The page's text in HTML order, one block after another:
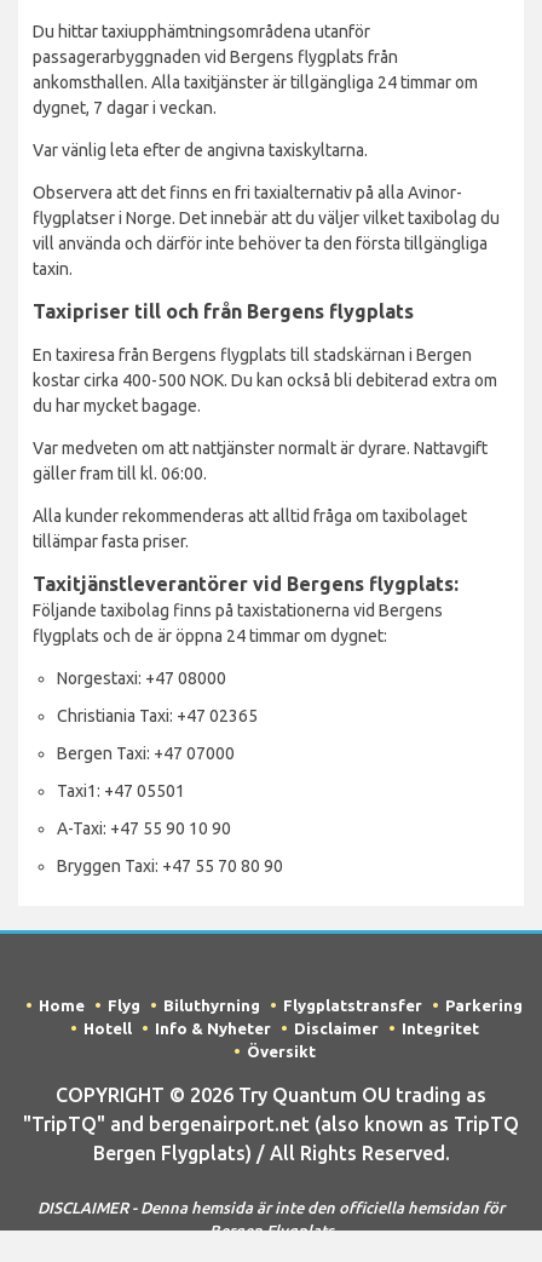
Du hittar taxiupphämtningsområdena utanför
passagerarbyggnaden vid Bergens flygplats från
ankomsthallen. Alla taxitjänster är tillgängliga 24 timmar om
dygnet, 7 dagar i veckan.
Var vänlig leta efter de angivna taxiskyltarna.
Observera att det finns en fri taxialternativ på alla Avinor-
flygplatser i Norge. Det innebär att du väljer vilket taxibolag du
vill använda och därför inte behöver ta den första tillgängliga
taxin.
Taxipriser till och från Bergens flygplats
En taxiresa från Bergens flygplats till stadskärnan i Bergen
kostar cirka 400-500 NOK. Du kan också bli debiterad extra om
du har mycket bagage.
Var medveten om att nattjänster normalt är dyrare. Nattavgift
gäller fram till kl. 06:00.
Alla kunder rekommenderas att alltid fråga om taxibolaget
tillämpar fasta priser.
Taxitjänstleverantörer vid Bergens flygplats:
Följande taxibolag finns på taxistationerna vid Bergens
flygplats och de är öppna 24 timmar om dygnet:
Norgestaxi: +47 08000
Christiania Taxi: +47 02365
Bergen Taxi: +47 07000
Taxi1: +47 05501
A-Taxi: +47 55 90 10 90
Bryggen Taxi: +47 55 70 80 90
Home Flyg Biluthyrning Flygplatstransfer
Parkering
Hotell
Info & Nyheter Disclaimer
Integritet
Översikt
COPYRIGHT © 2026 Try Quantum OU trading as
"TripTQ" and bergenairport.net (also known as TripTQ
Bergen Flygplats) / All Rights Reserved.
DISCLAIMER - Denna hemsida är inte den officiella hemsidan för
Bergen Flygplats